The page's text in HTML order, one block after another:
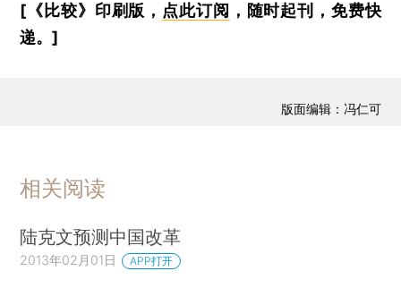
[《比较》印刷版， 点此订阅 ，随时起刊，免费快
递。]
版面编辑：冯仁可
相关阅读
陆克文预测中国改革
2013年02月01日 APP打开